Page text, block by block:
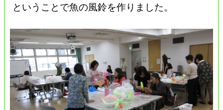
ということで魚の風鈴を作りました。